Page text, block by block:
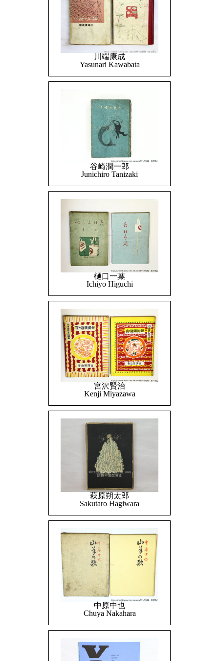
川端康成
Yasunari Kawabata
谷崎潤一郎
Junichiro Tanizaki
樋口一葉
Ichiyo Higuchi
宮沢賢治
Kenji Miyazawa
萩原朔太郎
Sakutaro Hagiwara
中原中也
Chuya Nakahara